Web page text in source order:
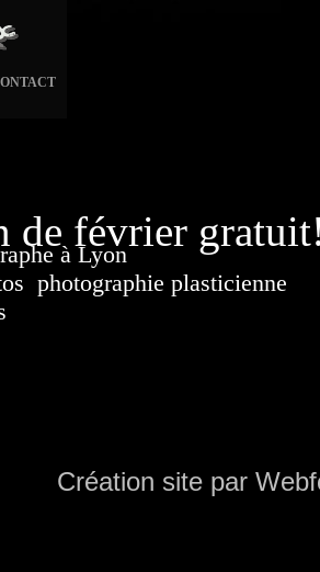
de février
à LyonFrance. Banque
photographie plasticienne
Création site par